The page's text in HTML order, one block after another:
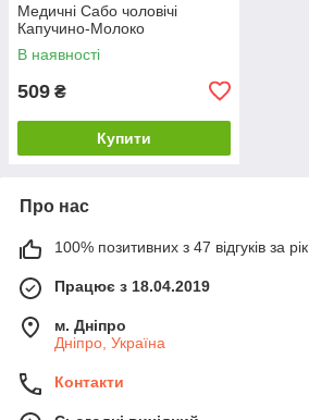
Медичні Сабо чоловічі
Капучино-Молоко
В наявності
509 ₴
Купити
Про нас
100% позитивних з 47 відгуків за рік
Працює з 18.04.2019
м. Дніпро
Дніпро, Україна
Контакти